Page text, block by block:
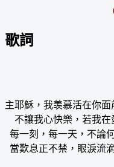
歌詞
主耶穌，我羡慕活在你面
不讓我心快樂，若我在
每一刻，每一天，不論
當歎息正不禁，眼淚流